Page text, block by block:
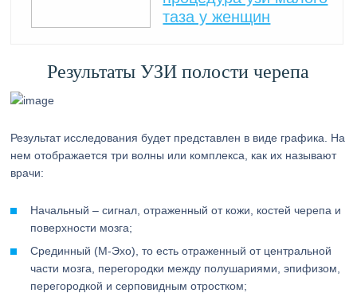
таза у женщин
Результаты УЗИ полости черепа
Результат исследования будет представлен в виде графика. На
нем отображается три волны или комплекса, как их называют
врачи:
Начальный – сигнал, отраженный от кожи, костей черепа и
поверхности мозга;
Срединный (М-Эхо), то есть отраженный от центральной
части мозга, перегородки между полушариями, эпифизом,
перегородкой и серповидным отростком;